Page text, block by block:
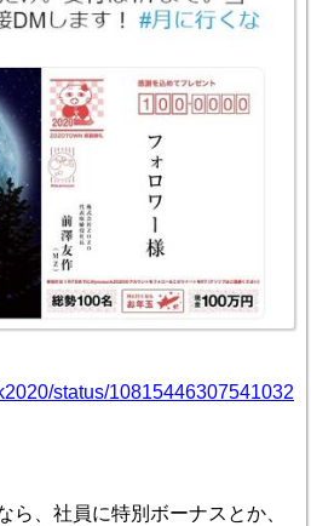
status/10815446307541032
ら、社員に特別ボーナスとか、